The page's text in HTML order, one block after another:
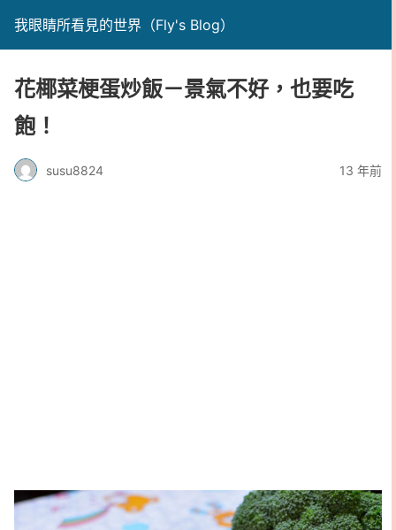
我眼睛所看見的世界（Fly's Blog）
花椰菜梗蛋炒飯－景氣不好，也要吃
飽！
susu8824 13 年前